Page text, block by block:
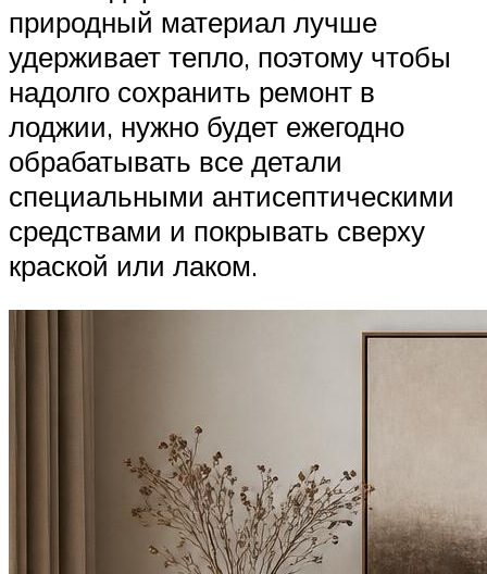
природный материал лучше
удерживает тепло, поэтому чтобы
надолго сохранить ремонт в
лоджии, нужно будет ежегодно
обрабатывать все детали
специальными антисептическими
средствами и покрывать сверху
краской или лаком.